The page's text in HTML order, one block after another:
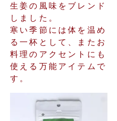
生姜の風味をブレンド
しました。
寒い季節には体を温め
る一杯として、またお
料理のアクセントにも
使える万能アイテムで
す。